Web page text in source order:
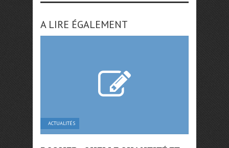
A LIRE ÉGALEMENT
ACTUALITÉS